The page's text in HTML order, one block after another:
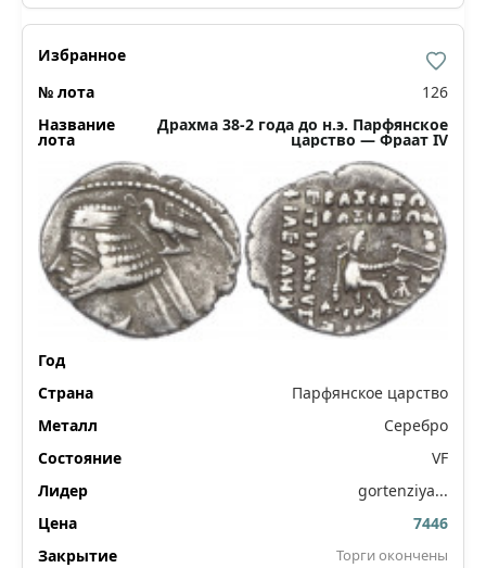
126
Драхма 38-2 года до н.э. Парфянское
царство — Фраат IV
Парфянское царство
Серебро
VF
gortenziya...
7446
Торги окончены